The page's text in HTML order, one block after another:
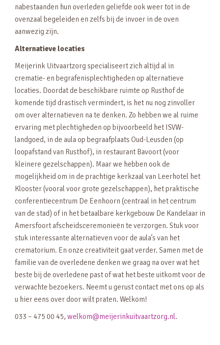
nabestaanden hun overleden geliefde ook weer tot in de
ovenzaal begeleiden en zelfs bij de invoer in de oven
aanwezig zijn.
Alternatieve locaties
Meijerink Uitvaartzorg specialiseert zich altijd al in
crematie- en begrafenisplechtigheden op alternatieve
locaties. Doordat de beschikbare ruimte op Rusthof de
komende tijd drastisch vermindert, is het nu nog zinvoller
om over alternatieven na te denken. Zo hebben we al ruime
ervaring met plechtigheden op bijvoorbeeld het ISVW-
landgoed, in de aula op begraafplaats Oud-Leusden (op
loopafstand van Rusthof), in restaurant Bavoort (voor
kleinere gezelschappen). Maar we hebben ook de
mogelijkheid om in de prachtige kerkzaal van Leerhotel het
Klooster (vooral voor grote gezelschappen), het praktische
conferentiecentrum De Eenhoorn (centraal in het centrum
van de stad) of in het betaalbare kerkgebouw De Kandelaar in
Amersfoort afscheidsceremonieën te verzorgen. Stuk voor
stuk interessante alternatieven voor de aula’s van het
crematorium. En onze creativiteit gaat verder. Samen met de
familie van de overledene denken we graag na over wat het
beste bij de overledene past of wat het beste uitkomt voor de
verwachte bezoekers. Neemt u gerust contact met ons op als
u hier eens over door wilt praten. Welkom!
033 – 475 00 45, welkom@meijerinkuitvaartzorg.nl.